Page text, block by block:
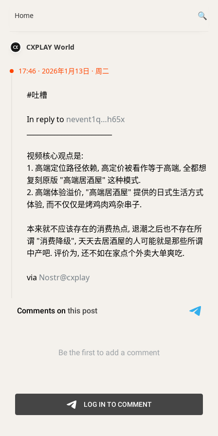
CXPLAY World
17:46 · 2026年1月13日 · 周二
#吐槽
In reply to nevent1q…h65x
视频核心观点是:
1. 高端定位路径依赖, 高定价被看作等于高端, 全都想
复刻原版 "高端居酒屋" 这种模式.
2. 高端体验溢价, "高端居酒屋" 提供的日式生活方式
体验, 而不仅仅是烤鸡肉鸡杂串子.
本来就不应该存在的消费热点, 退潮之后也不存在所
谓 "消费降级", 天天去居酒屋的人可能就是那些所谓
中产吧. 评价为, 还不如在家点个外卖大单爽吃.
via Nostr@cxplay
Home